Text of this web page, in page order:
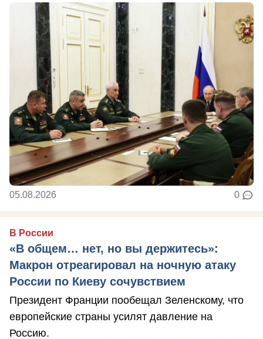
05.08.2026 0
В России
«В общем… нет, но вы держитесь»:
Макрон отреагировал на ночную атаку
России по Киеву сочувствием
Президент Франции пообещал Зеленскому, что
европейские страны усилят давление на
Россию.